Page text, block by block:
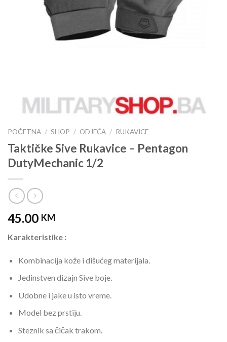
POČETNA / SHOP / ODJEĆA / RUKAVICE
Taktičke Sive Rukavice – Pentagon
DutyMechanic 1/2
45.00 KM
Karakteristike :
Kombinacija kože i dišućeg materijala.
Jedinstven dizajn Sive boje.
Udobne i jake u isto vreme.
Model bez prstiju.
Steznik sa čičak trakom.